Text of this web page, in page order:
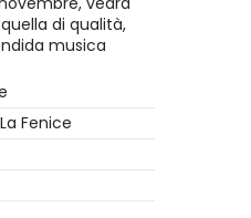
di qualità,
musica
Fenice